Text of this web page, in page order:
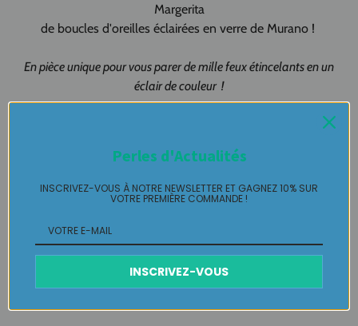
Margerita
de boucles d'oreilles éclairées en verre de Murano !
En pièce unique pour vous parer de mille feux étincelants en un
éclair de couleur !
Création multicolore 100% fait-main
Made in Pau Made in France
que par celle qui l'adopte et s'en pare ….
Perles d'Actualités
INSCRIVEZ-VOUS À NOTRE NEWSLETTER ET GAGNEZ 10% SUR
VOTRE PREMIÈRE COMMANDE !
INSCRIVEZ-VOUS